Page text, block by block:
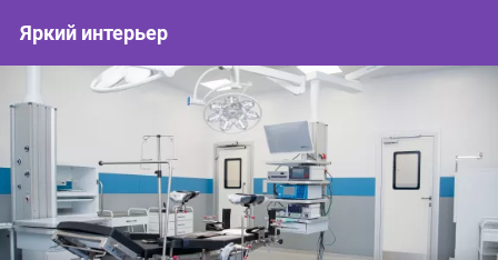
Яркий интерьер